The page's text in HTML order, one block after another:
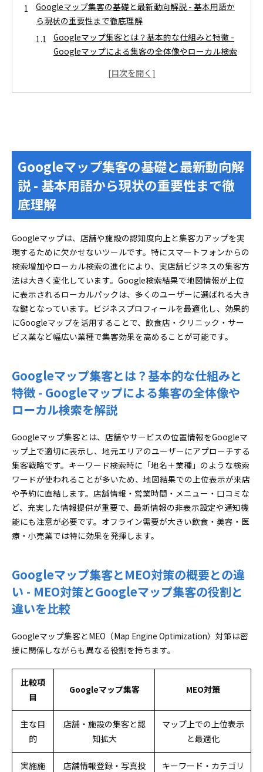
Googleマップ集客の基礎と最新動向解説 - 基本用語か
ら現状の重要性まで徹底理解
Googleマップ集客とは？基本的な仕組みと特徴 -
Googleマップによる集客の全体像やローカル検索
Googleマップ集客とMEO対策の概要との違い -
MEO対策とGoogleマップ集客の役割と違いを比較
功のための設定術
Googleマップ集客でプロフィール基本登録・基本
設定のポイント - 効率よく活用するための登録・
Googleマップ集客に競合優位性をつくる写真・動
画・投稿活用術 - 写真や動画、最新投稿による差
別化の技法
Googleマップ集客における口コミ収集・管理の施
策と返信対応の技術 - 口コミ数増加施策や効果的
な返信・管理方法
Googleマップ集客の「効果測定」と継続的改善フロー
の実践技術
異なる重要指標と最適手法
Googleマップ集客での広告活用メリット・費用対
効果解説 - 地図広告の具体的な活用法とコスト管
Googleマップ集客への改善に失敗しやすいポイン
トと成功店の共通項目 - PDCA運用や成否を分ける
判断軸
口コミ・評価を最大活用する戦略的Googleマップ集客
術：信頼獲得と維持の具体策
Googleマップ集客で効果的な口コミ促進のタイミ
ングと依頼ノウハウ - レビュー獲得の仕組みと依
高度な改善策 - ネガティブ内容の分析と適切なリ
アクション
Googleマップ集客における業種ごとの口コミ事例
し評価を高める工夫
失敗事例分析と成功に導くGoogleマップ集客の実践知
ための具体策 - 情報漏れやNG事例に学ぶ予防アク
ション
Googleマップ集客に成功店舗の共通戦略「勝ちパ
ターン」6選の詳細分析 - 実践的な成功事例の解説
Googleマップ集客にAIとテクノロジーを活用した
新時代の集客戦略 - 最新技術を活用した集客方法
Googleマップ集客の基礎と最新動向解
説 - 基本用語から現状の重要性まで徹
底理解
Googleマップは、店舗や施設の認知度向上と集客力アップを実
現するために欠かせないツールです。特にスマートフォンからの
検索増加やローカル検索の進化により、実店舗ビジネスの集客方
法は大きく変化しています。Google検索結果で地図情報が上位
に表示されるローカルパックは、多くのユーザーに選ばれる大き
な鍵となっています。ビジネスプロフィールを最適化し、効果的
にGoogleマップを活用することで、飲食店・クリニック・サー
ビス業など幅広い業種で集客効果を高めることが可能です。
Googleマップ集客とは？基本的な仕組みと
特徴 - Googleマップによる集客の全体像や
ローカル検索を解説
Googleマップ集客とは、店舗やサービスの位置情報をGoogleマ
ップ上で適切に表示し、地元エリアのユーザーにアプローチする
集客戦略です。キーワード検索時に「地名＋業種」のような検索
ワードが使われることが多いため、地図結果での上位表示が来店
や予約に直結します。店舗情報・営業時間・メニュー・口コミな
ど、充実した情報提供が重要で、最新情報の非表示設定や通知機
能にも注意が必要です。オフライン需要が大きい飲食・美容・医
療・小売業では特に効果を発揮します。
Googleマップ集客とMEO対策の概要との違
い - MEO対策とGoogleマップ集客の役割と
違いを比較
Googleマップ集客とMEO（Map Engine Optimization）対策は密
接に関係しながらも異なる役割を持ちます。
比較項
目
Googleマップ集客 MEO対策
主な目
的
店舗・施設の集客と認
知拡大
マップ上での上位表示
と最適化
実施施
店舗情報登録・写真投
キーワード・カテゴリ